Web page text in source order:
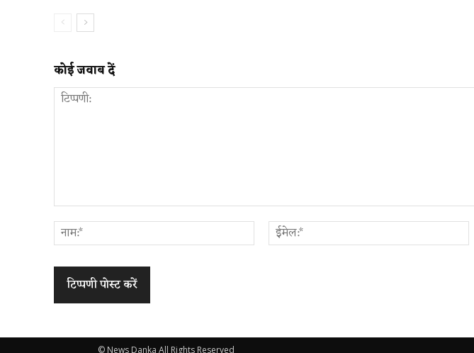
कोई जवाब दें
नाम:*
© News Danka All Rights Reserved